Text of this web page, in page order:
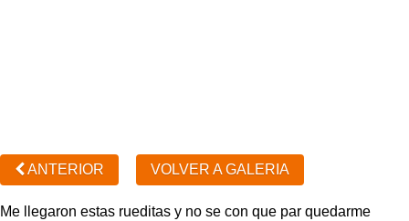
ANTERIOR VOLVER A GALERIA
Me llegaron estas rueditas y no se con que par quedarme